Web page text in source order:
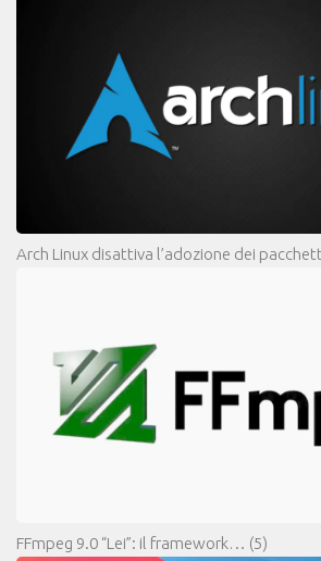
Arch Linux disattiva l’adozione dei
FFmpeg 9.0 “Lei”: il framework… (5)